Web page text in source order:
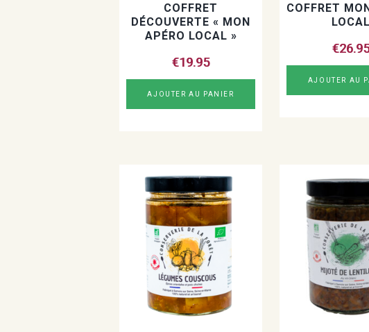
COFFRET
DÉCOUVERTE « MON
APÉRO LOCAL »
€19.95
AJOUTER AU PANIER
COFFRET
LOCAL
€
AJOUTER AU